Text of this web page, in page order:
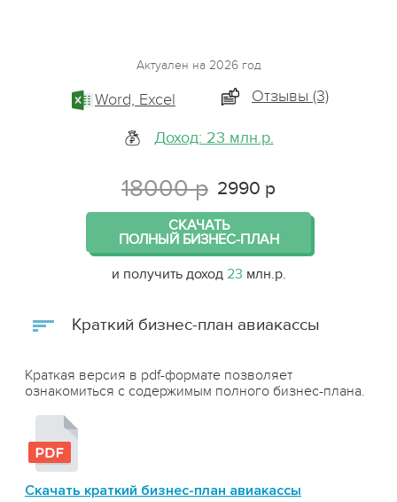
Актуален на 2026 год
Word, Excel
Доход: 23 млн.р.
Отзывы (3)
18000 р 2990 р
СКАЧАТЬ
ПОЛНЫЙ БИЗНЕС-ПЛАН
и получить доход 23 млн.р.
Краткий бизнес-план авиакассы
Краткая версия в pdf-формате позволяет
ознакомиться с содержимым полного бизнес-плана.
Скачать краткий бизнес-план авиакассы